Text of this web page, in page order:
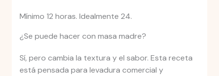
Mínimo 12 horas. Idealmente 24.
¿Se puede hacer con masa madre?
Sí, pero cambia la textura y el sabor. Esta receta
está pensada para levadura comercial y